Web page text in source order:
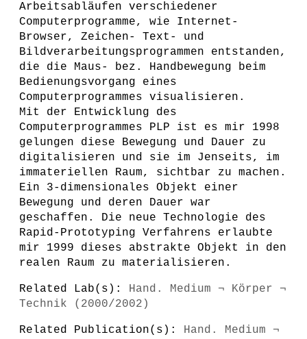
Arbeitsabläufen verschiedener
Computerprogramme, wie Internet-
Browser, Zeichen- Text- und
Bildverarbeitungsprogrammen entstanden,
die die Maus- bez. Handbewegung beim
Bedienungsvorgang eines
Computerprogrammes visualisieren.
Mit der Entwicklung des
Computerprogrammes PLP ist es mir 1998
gelungen diese Bewegung und Dauer zu
digitalisieren und sie im Jenseits, im
immateriellen Raum, sichtbar zu machen.
Ein 3-dimensionales Objekt einer
Bewegung und deren Dauer war
geschaffen. Die neue Technologie des
Rapid-Prototyping Verfahrens erlaubte
mir 1999 dieses abstrakte Objekt in den
realen Raum zu materialisieren.
Related Lab(s): Hand. Medium ¬ Körper ¬
Technik (2000/2002)
Related Publication(s): Hand. Medium ¬